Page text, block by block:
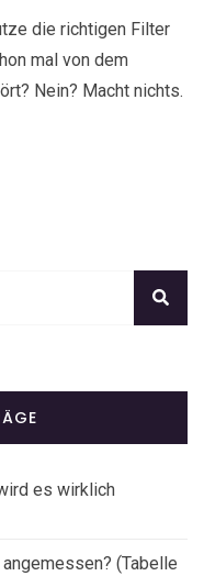
die richtigen Filter
mal von dem
Nein? Macht nichts.
es wirklich
(Tabelle